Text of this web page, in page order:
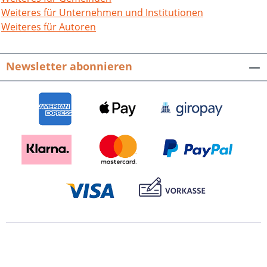
stellt die Ausstellung „Albert Speer in
der BRD“ vor und Ulrich Nieß Géraldine
Jörg Watzinger schildert die NS-
Verfolgungsgeschichte seines Vaters
Karl Otto Watzinger. Viola Skiba
thematisiert das Schicksal des
Gegenpapsts Johannes XXIII. und seine
Haft in Mannheim. Das Projekt
ZEITSTROM präsentieren Benedikt Bego-
Ghina, Hiram Kümper und Wilfried
Ausstellung „Chromatik – Klang der
Farbe in der modernen Kunst“ vor, und
berichten über einen Poetry Slam in den
Weiteres für Unternehmen und Institutionen
Weiteres für Autoren
Newsletter abonnieren